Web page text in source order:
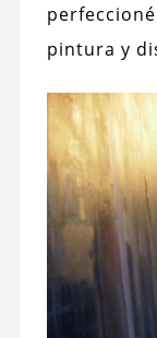
pintura y